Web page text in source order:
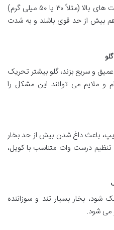
جویس های سالت نیکوتین با غلظت های بالا (مثلاً ۳۰ یا ۵۰ میلی گرم)
هم بیش از حد قوی باشند و به شدت
و سریع بزند، گلو بیشتر تحریک
ملایم می توانند این مشکل را
ویپ، باعث داغ شدن بیش از حد بخار
درست وات متناسب با کویل،
شود، بخار بسیار تند و سوزاننده
می شود.